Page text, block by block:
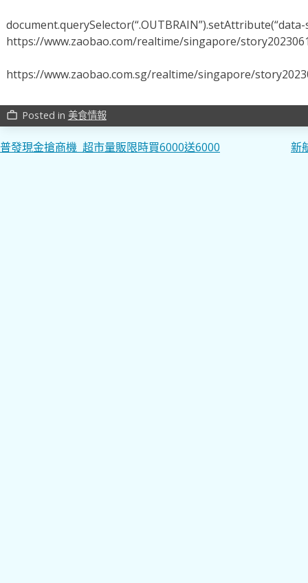
document.querySelector(“.OUTBRAIN”).setAttribute(“data-
https://www.zaobao.com/realtime/singapore/
https://www.zaobao.com.sg/realtime/singapore/
work_outline Posted in 美食情報
文
普發現金搶商機 超市量販限時買6000送6000 新